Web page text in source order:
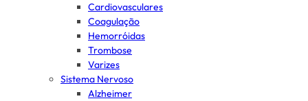
Cardiovasculares
Coagulação
Hemorróidas
Trombose
Varizes
Sistema Nervoso
Alzheimer